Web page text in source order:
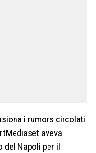
i rumors circolati
aveva
del Napoli per il